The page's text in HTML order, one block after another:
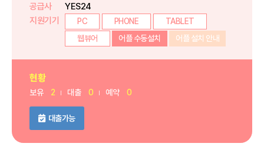
공급사
YES24
지원기기
PC PHONE
TABLET
웹뷰어
어플 수동설치 어플 설치 안내
현황
보유 2 대출 0 예약 0
대출가능